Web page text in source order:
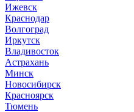
Ижевск
Краснодар
Волгоград
Иркутск
Владивосток
Астрахань
Минск
Новосибирск
Красноярск
Тюмень